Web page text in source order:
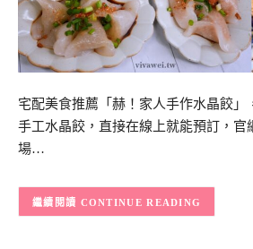
宅配美食推薦「赫！家人手作水晶餃」
手工水晶餃，直接在線上就能預訂，官
場…
CONTINUE READING